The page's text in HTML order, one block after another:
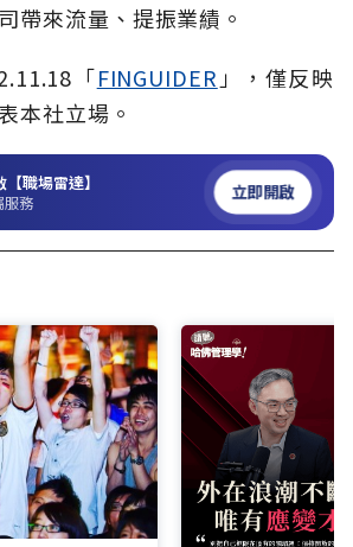
帶來流量、提振業績。
「FINGUIDER」
，僅反映
本社立場。
職場雷達】
服務 立即開啟